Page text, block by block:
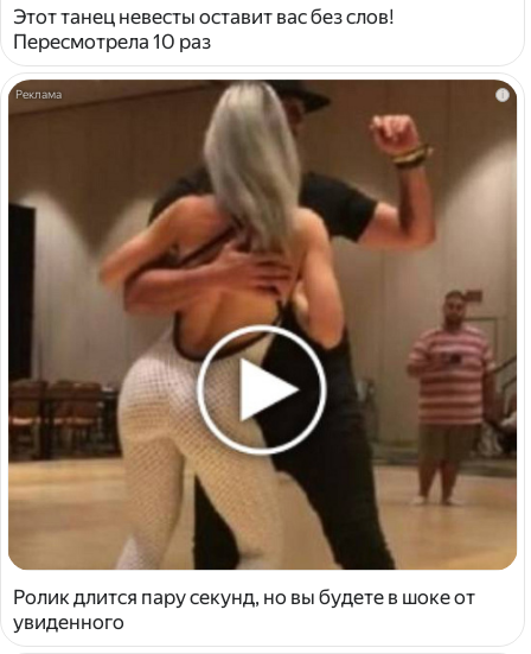
Этот танец невесты оставит вас без слов!
Пересмотрела 10 раз
i
Ролик длится пару секунд, но вы будете в шоке от
увиденного